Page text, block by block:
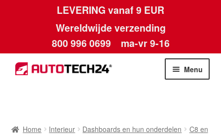
LEVERING vanaf 9 EUR
Wereldwijde verzending
800 996 0699 ma-vr 9-16
Ga
door
Ga
naar
Menu
Home Interieur Dashboards en hun onderdelen
C8 en